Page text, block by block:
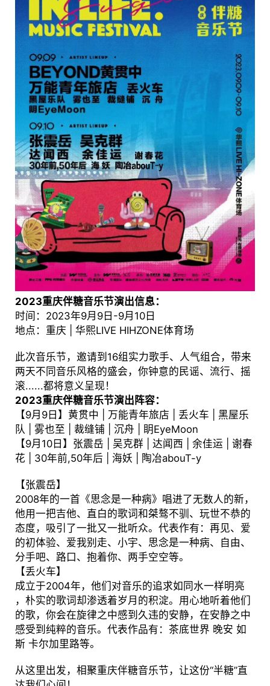
2023重庆伴糖音乐节演出信息：
时间：2023年9月9日-9月10日
地点：重庆 | 华熙LIVE HIHZONE体育场
此次音乐节，邀请到16组实力歌手、人气组合，带来
两天不同音乐风格的盛会，你钟意的民谣、流行、摇
滚......都将意义呈现！
2023重庆伴糖音乐节演出阵容：
【9月9日】黄贯中 | 万能青年旅店 | 丢火车 | 黑屋乐
队 | 雾也至 | 裁缝铺 | 沉舟 | 眀EyeMoon
【9月10日】张震岳 | 吴克群 | 达闻西 | 余佳运 | 谢春
花 | 30年前,50年后 | 海妖 | 陶冶abouT-y
【张震岳】
2008年的一首《思念是一种病》唱进了无数人的新，
他用一把吉他、直白的歌词和桀骜不驯、玩世不恭的
态度，吸引了一批又一批听众。代表作有：再见、爱
的初体验、爱我别走、小宇、思念是一种病、自由、
分手吧、路口、抱着你、两手空空等。
【丢火车】
成立于2004年，他们对音乐的追求如同水一样明亮
，朴实的歌词却渗透着岁月的积淀。用心地听着他们
的歌，你会在旋律之中感到久违的安静，在安静之中
感受到纯粹的音乐。代表作品有：茶底世界 晚安 如
斯 卡尔加里路等。
从这里出发，相聚重庆伴糖音乐节，让这份“半糖”直